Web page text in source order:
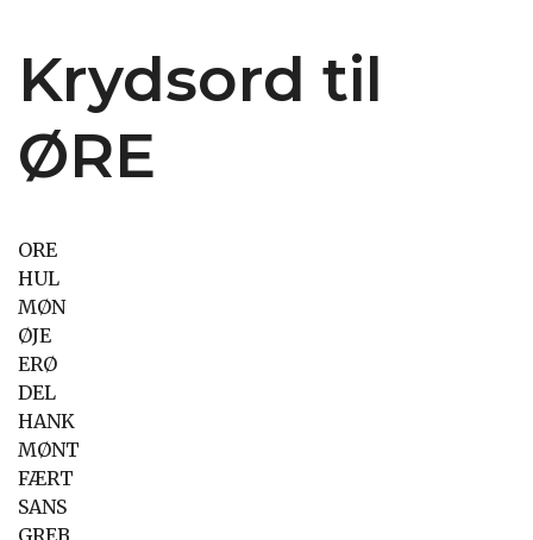
Krydsord til
ØRE
ORE
HUL
MØN
ØJE
ERØ
DEL
HANK
MØNT
FÆRT
SANS
GREB